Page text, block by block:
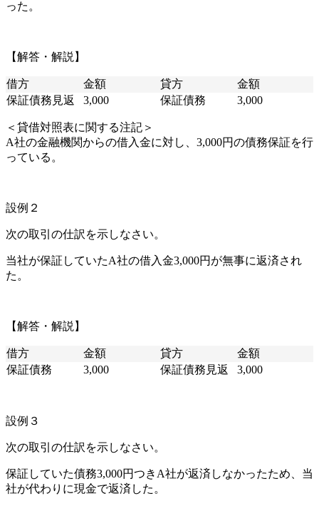
った。
【解答・解説】
借方 金額 貸方
金額
保証債務見返
3,000 保証債務 3,000
＜貸借対照表に関する注記＞
A社の金融機関からの借入金に対し、3,000円の債務保証を行
っている。
設例２
次の取引の仕訳を示しなさい。
当社が保証していたA社の借入金3,000円が無事に返済され
た。
【解答・解説】
借方 金額 貸方
金額
保証債務
3,000 保証債務見返 3,000
設例３
次の取引の仕訳を示しなさい。
保証していた債務3,000円つきA社が返済しなかったため、当
社が代わりに現金で返済した。